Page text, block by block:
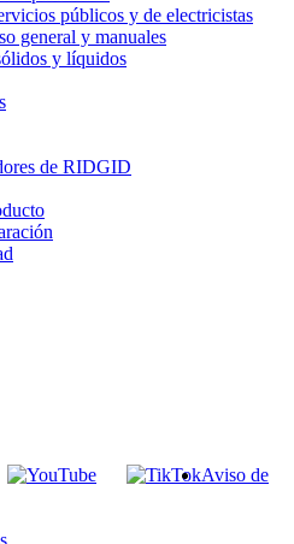
públicos y de electricistas
general y manuales
y líquidos
de RIDGID
Aviso de